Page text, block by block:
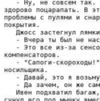
- Ну, не совсем так.
здорово поцарапать. В
проблемы с пулями и
покрытия.
Джосс застегнул
- Вчера ты был не
- Это все из-за
компенсаторов.
- "Сапоги-
носильщика.
- Давай, это я
- Да зачем, он же
Ивен подхватил